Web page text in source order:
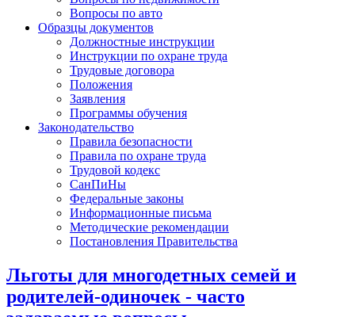
Вопросы по авто
Образцы документов
Должностные инструкции
Инструкции по охране труда
Трудовые договора
Положения
Заявления
Программы обучения
Законодательство
Правила безопасности
Правила по охране труда
Трудовой кодекс
СанПиНы
Федеральные законы
Информационные письма
Методические рекомендации
Постановления Правительства
Льготы для многодетных семей и
родителей-одиночек - часто